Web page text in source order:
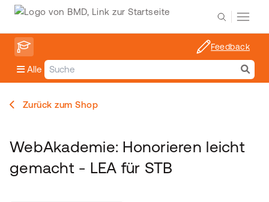
Alle
Feedback
Zurück zum Shop
WebAkademie: Honorieren leicht
gemacht - LEA für STB